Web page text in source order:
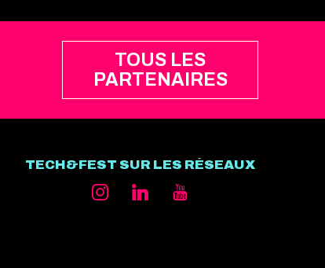
TOUS LES
PARTENAIRES
TECH&FEST SUR LES RÉSEAUX